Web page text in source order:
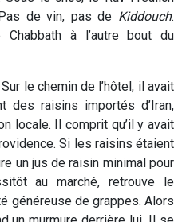
de vin, pas de Kiddouch.
Chabbath à l’autre bout du
le chemin de l’hôtel, il avait
des raisins importés d’Iran,
locale. Il comprit qu’il y avait
Si les raisins étaient
un jus de raisin minimal pour
au marché, retrouve le
généreuse de grappes. Alors